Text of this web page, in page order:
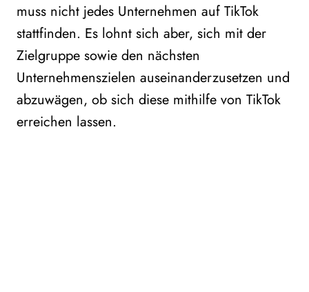
muss nicht jedes Unternehmen auf TikTok
stattfinden. Es lohnt sich aber, sich mit der
Zielgruppe sowie den nächsten
Unternehmenszielen auseinanderzusetzen und
abzuwägen, ob sich diese mithilfe von TikTok
erreichen lassen.